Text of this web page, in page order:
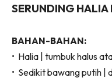
SERUNDING
BAHAN-BAHAN:
• Halia | tumbuk halus
• Sedikit bawang putih |